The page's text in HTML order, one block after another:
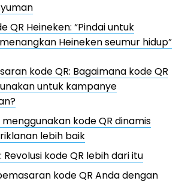
QR Heineken: “Pindai untuk
Heineken seumur hidup”
kode QR: Bagaimana kode QR
untuk kampanye
kode QR dinamis
lebih baik
Revolusi kode QR lebih dari itu
kode QR Anda dengan